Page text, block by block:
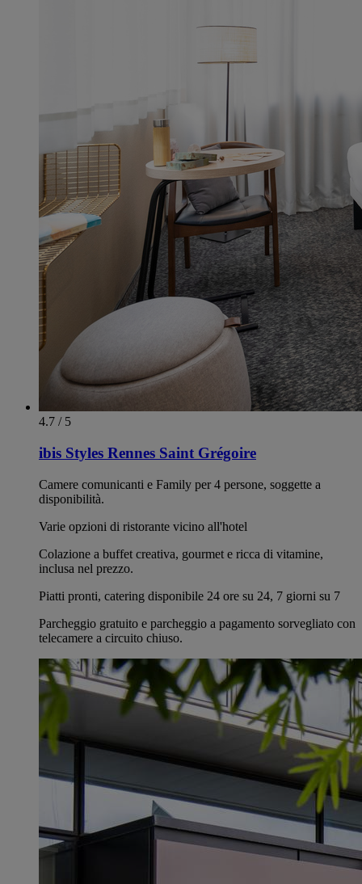
4.7 / 5
ibis Styles Rennes Saint Grégoire
Camere comunicanti e Family per 4 persone, soggette a
disponibilità.
Varie opzioni di ristorante vicino all'hotel
Colazione a buffet creativa, gourmet e ricca di vitamine,
inclusa nel prezzo.
Piatti pronti, catering disponibile 24 ore su 24, 7 giorni su 7
Parcheggio gratuito e parcheggio a pagamento sorvegliato con
telecamere a circuito chiuso.